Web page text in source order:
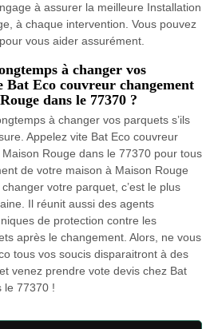
à assurer la meilleure Installation
à chaque intervention. Vous pouvez
vous aider assurément.
à changer vos
Bat Eco couvreur changement
dans le 77370 ?
à changer vos parquets s’ils
Appelez vite Bat Eco couvreur
Rouge dans le 77370 pour tous
de votre maison à Maison Rouge
votre parquet, c’est le plus
Il réunit aussi des agents
de protection contre les
après le changement. Alors, ne vous
tous vos soucis disparaitront à des
venez prendre vote devis chez Bat
le 77370 !